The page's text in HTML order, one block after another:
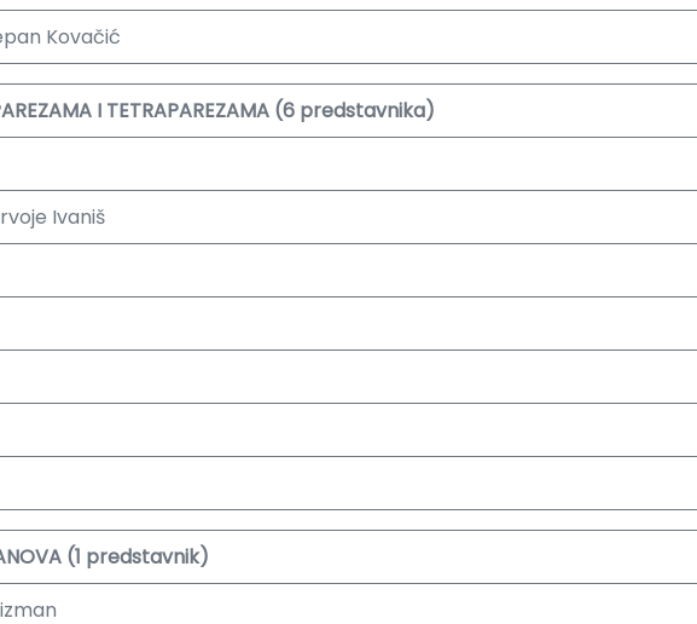
Kovačić
I TETRAPAREZAMA (6 predstavnika)
Ivaniš
(1 predstavnik)